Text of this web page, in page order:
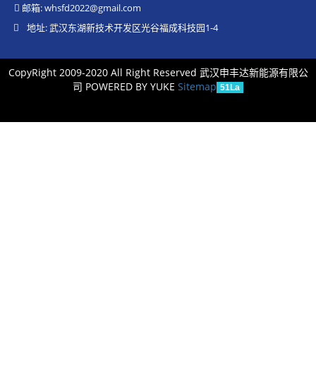
邮箱:whsfd2022@gmail.com
地址: 武汉东湖新技术开发区光谷福成科技园1-4
CopyRight 2009-2020 All Right Reserved 武汉申丰达新能源有限公
司 POWERED BY YUKE Sitemap 51La